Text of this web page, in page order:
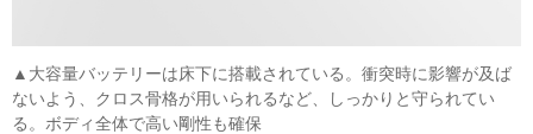
▲大容量バッテリーは床下に搭載されている。衝突時に影響が及ば
ないよう、クロス骨格が用いられるなど、しっかりと守られてい
る。ボディ全体で高い剛性も確保